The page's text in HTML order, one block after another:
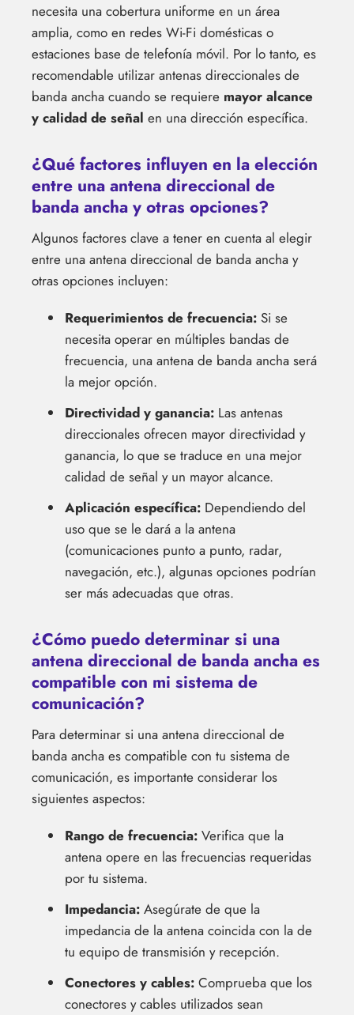
necesita una cobertura uniforme en un área
amplia, como en redes Wi-Fi domésticas o
estaciones base de telefonía móvil. Por lo tanto, es
recomendable utilizar antenas direccionales de
banda ancha cuando se requiere mayor alcance
y calidad de señal en una dirección específica.
¿Qué factores influyen en la elección
entre una antena direccional de
banda ancha y otras opciones?
Algunos factores clave a tener en cuenta al elegir
entre una antena direccional de banda ancha y
otras opciones incluyen:
Requerimientos de frecuencia: Si se
necesita operar en múltiples bandas de
frecuencia, una antena de banda ancha será
la mejor opción.
Directividad y ganancia: Las antenas
direccionales ofrecen mayor directividad y
ganancia, lo que se traduce en una mejor
calidad de señal y un mayor alcance.
Aplicación específica: Dependiendo del
uso que se le dará a la antena
(comunicaciones punto a punto, radar,
navegación, etc.), algunas opciones podrían
ser más adecuadas que otras.
¿Cómo puedo determinar si una
antena direccional de banda ancha es
compatible con mi sistema de
comunicación?
Para determinar si una antena direccional de
banda ancha es compatible con tu sistema de
comunicación, es importante considerar los
siguientes aspectos:
Rango de frecuencia: Verifica que la
antena opere en las frecuencias requeridas
por tu sistema.
Impedancia: Asegúrate de que la
impedancia de la antena coincida con la de
tu equipo de transmisión y recepción.
Conectores y cables: Comprueba que los
conectores y cables utilizados sean